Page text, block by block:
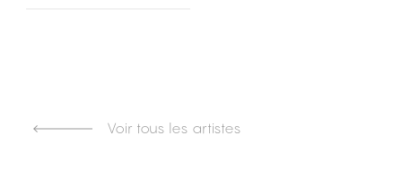
Voir tous les artistes